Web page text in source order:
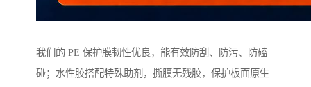
我们的 PE 保护膜韧性优良，能有效防刮、防污、防磕
碰；水性胶搭配特殊助剂，撕膜无残胶，保护板面原生